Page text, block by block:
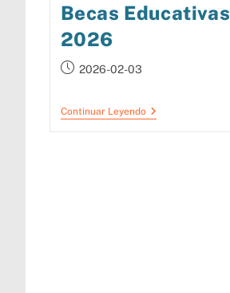
Becas Educativas
2026
2026-02-03
Continuar Leyendo